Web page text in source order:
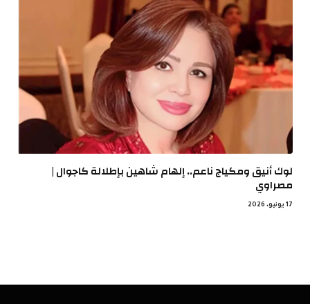
لوك أنيق ومكياج ناعم.. إلهام شاهين بإطلالة كاجوال |
مصراوي
17 يونيو، 2026